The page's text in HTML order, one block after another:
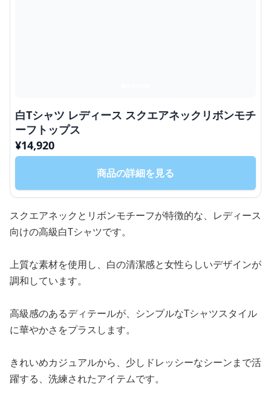
白Tシャツ レディース スクエアネックリボンモチ
ーフトップス
¥14,920
商品の詳細を見る
スクエアネックとリボンモチーフが特徴的な、レディース
向けの高級白Tシャツです。
上質な素材を使用し、白の清潔感と女性らしいデザインが
調和しています。
高級感のあるディテールが、シンプルなTシャツスタイル
に華やかさをプラスします。
きれいめカジュアルから、少しドレッシーなシーンまで活
躍する、洗練されたアイテムです。